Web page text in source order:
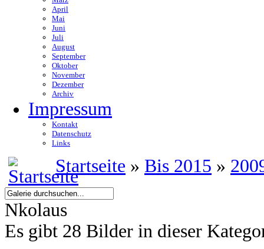
April
Mai
Juni
Juli
August
September
Oktober
November
Dezember
Archiv
Impressum
Kontakt
Datenschutz
Links
Startseite » Bis 2015 »
Nkolaus
Es gibt 28 Bilder in dieser